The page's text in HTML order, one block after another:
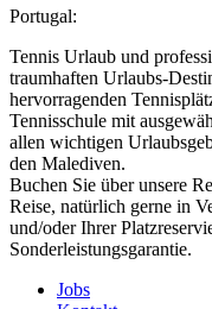
Portugal:
Tennis Urlaub und
traumhaften Urlaubs-
hervorragenden
Tennisschule mit
allen wichtigen
den Malediven.
Buchen Sie über unsere
Reise, natürlich gerne in
und/oder Ihrer
Sonderleistungsgarantie.
Jobs